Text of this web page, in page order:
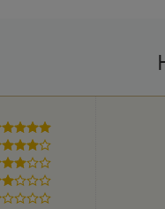
5 hvězdiček
4 hvězdičky
3 hvězdičky
2 hvězdičky
1 hvezdička